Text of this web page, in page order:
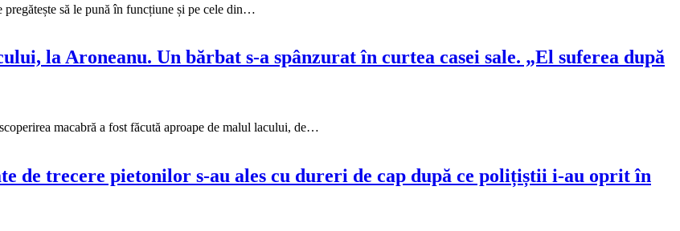
pregătește să le pună în funcțiune și pe cele din…
la Aroneanu. Un bărbat s-a spânzurat în curtea casei sale. „El suferea după
macabră a fost făcută aproape de malul lacului, de…
de trecere pietonilor s-au ales cu dureri de cap după ce polițiștii i-au oprit în